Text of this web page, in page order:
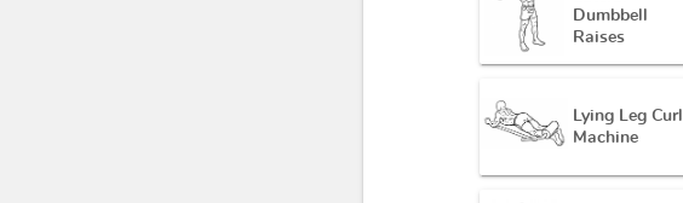
Dumbbell
Raises
Lying Leg Curl
Machine